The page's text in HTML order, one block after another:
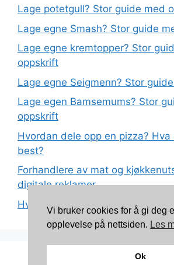
Lage potetgull? Stor guide med
Lage egne Smash? Stor guide
Lage egne kremtopper? Stor
oppskrift
Lage egne Seigmenn? Stor
Lage egen Bamsemums? Stor
oppskrift
Hvordan dele opp en pizza?
best?
Forhandlere av mat og
digitale reklamer
Hva betyr det at plast har
Kontakt:
Vi bruker cookies for å gi deg
opplevelse på nettsiden. Les
Ok